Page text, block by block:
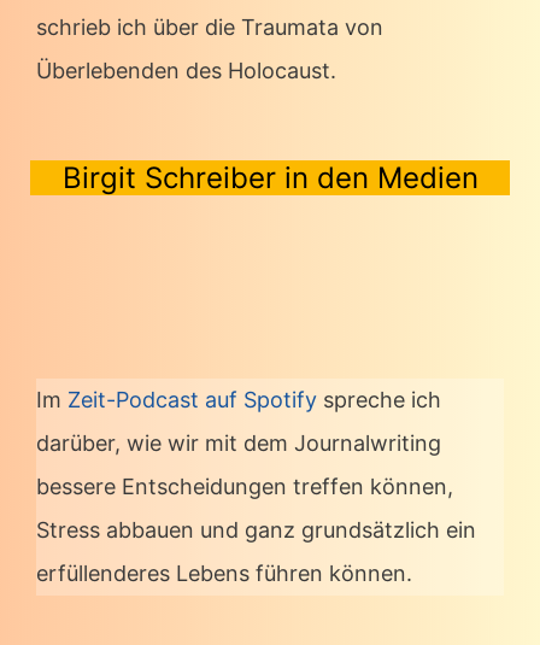
schrieb ich über die Traumata von
Überlebenden des Holocaust.
Birgit Schreiber in den Medien
Im Zeit-Podcast auf Spotify spreche ich
darüber, wie wir mit dem Journalwriting
bessere Entscheidungen treffen können,
Stress abbauen und ganz grundsätzlich ein
erfüllenderes Lebens führen können.